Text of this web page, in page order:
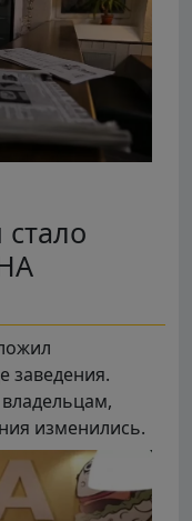
заведения.
изменились.